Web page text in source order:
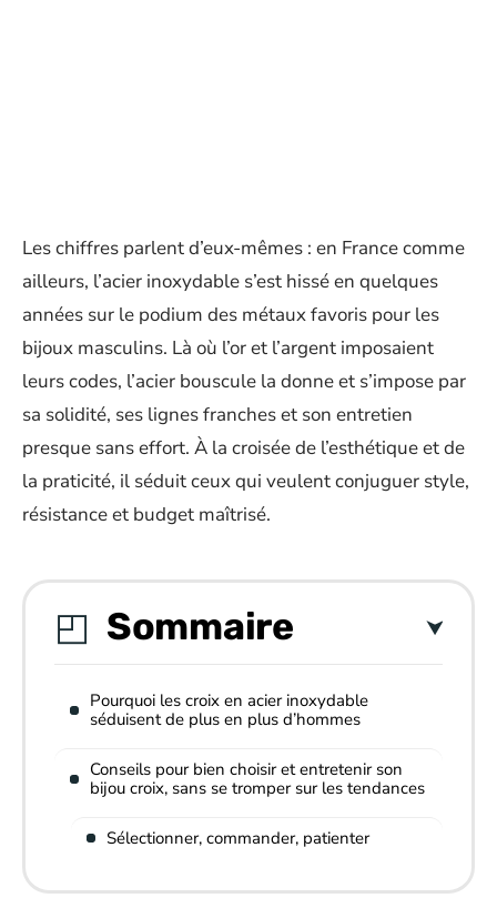
Les chiffres parlent d’eux-mêmes : en France comme
ailleurs, l’acier inoxydable s’est hissé en quelques
années sur le podium des métaux favoris pour les
bijoux masculins. Là où l’or et l’argent imposaient
leurs codes, l’acier bouscule la donne et s’impose par
sa solidité, ses lignes franches et son entretien
presque sans effort. À la croisée de l’esthétique et de
la praticité, il séduit ceux qui veulent conjuguer style,
résistance et budget maîtrisé.
Sommaire
Pourquoi les croix en acier inoxydable
séduisent de plus en plus d’hommes
Conseils pour bien choisir et entretenir son
bijou croix, sans se tromper sur les tendances
Sélectionner, commander, patienter